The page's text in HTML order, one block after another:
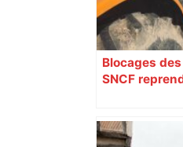
Blocages
SNCF